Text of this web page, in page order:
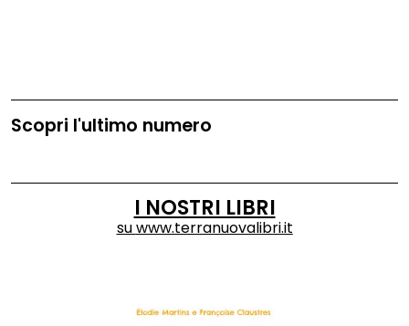
Scopri l'ultimo numero
I NOSTRI LIBRI
suwww.terranuovalibri.it